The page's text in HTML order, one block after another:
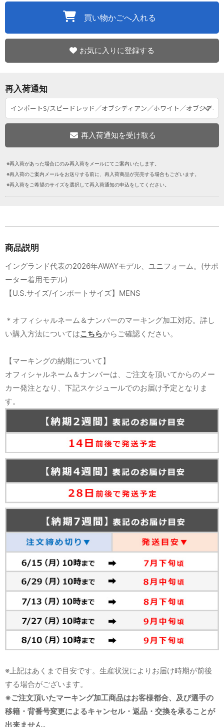
買い物かごへ入れる
お気に入りに登録する
再入荷通知
※再入荷があった場合にのみ再入荷をメールにてご案内いたします。
※再入荷のご案内メールをお送りする前に、再入荷商品が完売する場合もございます。
※再入荷をご希望のサイズを選択して再入荷通知の申込をしてください。
商品説明
イングランド代表の2026年AWAYモデル、ユニフォーム。(サポ
ーター着用モデル)
【U.S.サイズ/インポートサイズ】MENS
＊オフィシャルネーム＆ナンバーのマーキング加工対応。詳し
い購入方法についてはこちらからご確認ください。
【マーキングの納期について】
オフィシャルネーム＆ナンバーは、ご注文を頂いてからのメー
カー発注となり、下記スケジュールでのお届け予定となりま
す。
※上記はあくまで目安です。生産状況によりお届け時期が前後
する場合がございます。
※ご注文頂いたマーキング加工商品はお客様都合、及び選手の
移籍・背番号変更によるキャンセル・返品・交換を承ることが
出来ません。